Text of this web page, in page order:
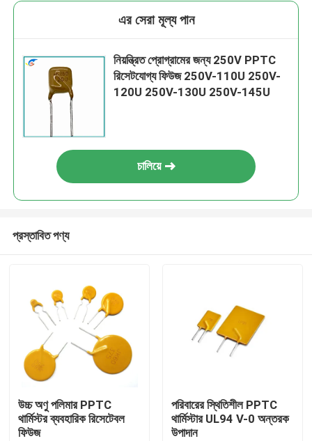
এর সেরা মূল্য পান
নিয়ন্ত্রিত প্রোগ্রামের জন্য 250V PPTC
রিসেটযোগ্য ফিউজ 250V-110U 250V-
120U 250V-130U 250V-145U
চালিয়ে
প্রস্তাবিত পণ্য
উচ্চ অণু পলিমার PPTC
থার্মিস্টর ব্যবহারিক রিসেটেবল
ফিউজ
পরিবারের স্থিতিশীল PPTC
থার্মিস্টার UL94 V-0 অন্তরক
উপাদান